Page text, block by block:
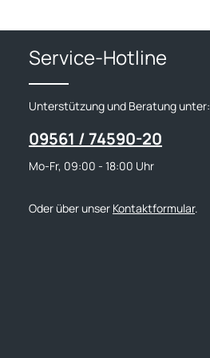
Kartonage verpackt
Service-Hotline
Unterstützung und Beratung unter:
09561 / 74590-20
Mo-Fr, 09:00 - 18:00 Uhr
Oder über unser Kontaktformular.